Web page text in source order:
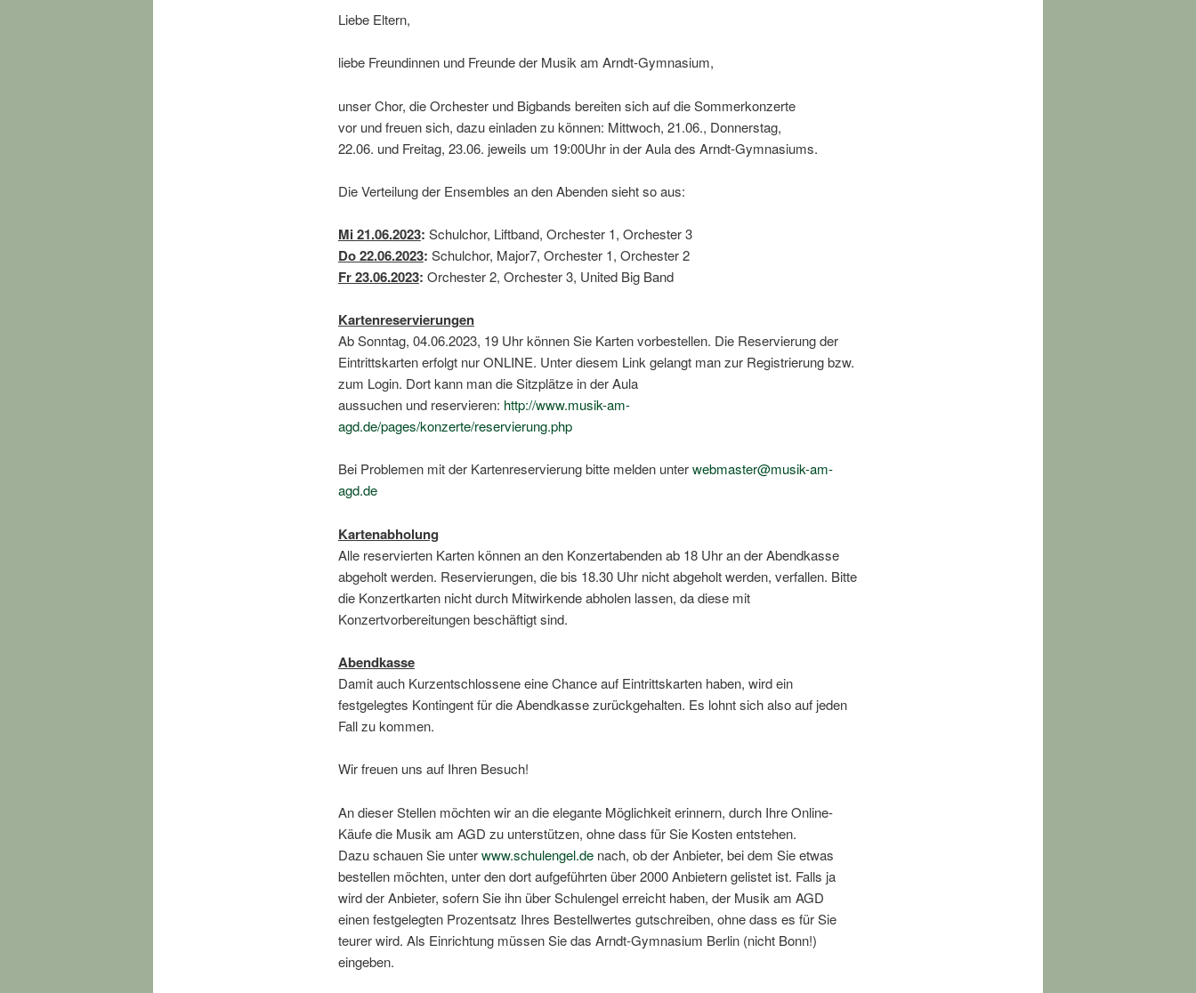
Liebe Eltern,
liebe Freundinnen und Freunde der Musik am Arndt-Gymnasium,
unser Chor, die Orchester und Bigbands bereiten sich auf die Sommerkonzerte
vor und freuen sich, dazu einladen zu können: Mittwoch, 21.06., Donnerstag,
22.06. und Freitag, 23.06. jeweils um 19:00Uhr in der Aula des Arndt-Gymnasiums.
Die Verteilung der Ensembles an den Abenden sieht so aus:
Mi 21.06.2023: Schulchor, Liftband, Orchester 1, Orchester 3
Do 22.06.2023: Schulchor, Major7, Orchester 1, Orchester 2
Fr 23.06.2023: Orchester 2, Orchester 3, United Big Band
Kartenreservierungen
Ab Sonntag, 04.06.2023, 19 Uhr können Sie Karten vorbestellen. Die Reservierung der
Eintrittskarten erfolgt nur ONLINE. Unter diesem Link gelangt man zur Registrierung bzw.
zum Login. Dort kann man die Sitzplätze in der Aula
aussuchen und reservieren: http://www.musik-am-
agd.de/pages/konzerte/reservierung.php
Bei Problemen mit der Kartenreservierung bitte melden unterwebmaster@musik-am-
agd.de
Kartenabholung
Alle reservierten Karten können an den Konzertabenden ab 18 Uhr an der Abendkasse
abgeholt werden. Reservierungen, die bis 18.30 Uhr nicht abgeholt werden, verfallen. Bitte
die Konzertkarten nicht durch Mitwirkende abholen lassen, da diese mit
Konzertvorbereitungen beschäftigt sind.
Abendkasse
Damit auch Kurzentschlossene eine Chance auf Eintrittskarten haben, wird ein
festgelegtes Kontingent für die Abendkasse zurückgehalten. Es lohnt sich also auf jeden
Fall zu kommen.
Wir freuen uns auf Ihren Besuch!
An dieser Stellen möchten wir an die elegante Möglichkeit erinnern, durch Ihre Online-
Käufe die Musik am AGD zu unterstützen, ohne dass für Sie Kosten entstehen.
Dazu schauen Sie unterwww.schulengel.denach, ob der Anbieter, bei dem Sie etwas
bestellen möchten, unter den dort aufgeführten über 2000 Anbietern gelistet ist. Falls ja
wird der Anbieter, sofern Sie ihn über Schulengel erreicht haben, der Musik am AGD
einen festgelegten Prozentsatz Ihres Bestellwertes gutschreiben, ohne dass es für Sie
teurer wird. Als Einrichtung müssen Sie das Arndt-Gymnasium Berlin (nicht Bonn!)
eingeben.